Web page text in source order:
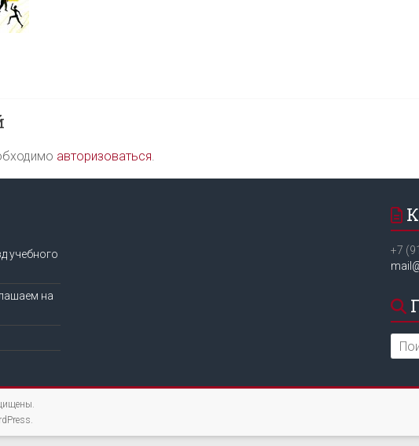
авторизоваться.
учебного
на
+7
.